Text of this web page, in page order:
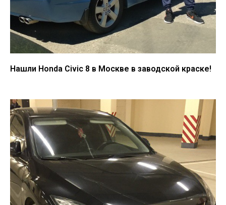
Нашли Honda Civic 8 в Москве в заводской краске!